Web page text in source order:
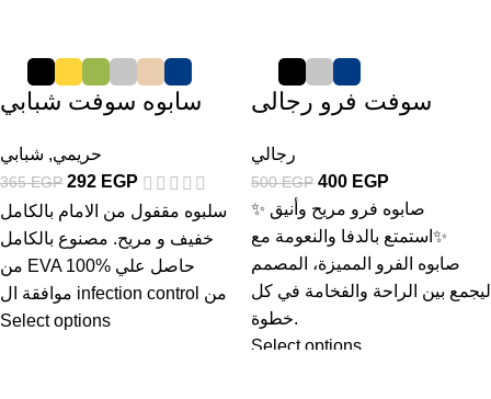
سابوه سوفت شبابي
حريمي, شبابي
365EGP 292 EGP
سلبوه مقفول من الامام بالكامل
خفيف و مريح. مصنوع بالكامل
من EVA 100% حاصل علي
موافقة ال infection control من
Select options
سوفت فرو رجالى
رجالي
500EGP 400 EGP
✨ صابوه فرو مريح وأنيق
✨استمتع بالدفا والنعومة مع
صابوه الفرو المميزة، المصمم
ليجمع بين الراحة والفخامة في كل
خطوة.
Select options